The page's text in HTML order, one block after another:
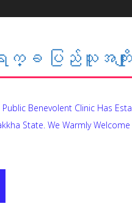
က္ခ ပြည်သူအကျိုး
Benevolent Clinic Has
State. We Warmly